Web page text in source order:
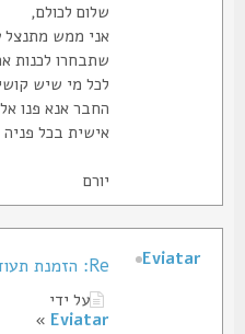
שלום לכולם,
אני ממש מתנצל על
שתבחרו לכנות את זה,
לכל מי שיש קושי,
החבר אנא פנו אלי
אישית בכל פניה ופניה
Re: הזמנת תעודות החבר של הסליק
על ידי
Eviatar
»
Eviatar